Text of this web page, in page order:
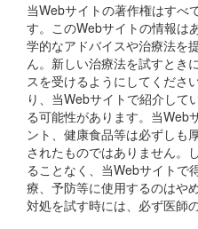
当Webサイトの著作権はすべ
す。このWebサイトの情報は
学的なアドバイスや治療法を
ん。新しい治療法を試すとき
スを受けるようにしてくださ
り、当Webサイトで紹介して
る可能性があります。当Web
ント、健康食品等は必ずしも
されたものではありません。
ることなく、当Webサイトで
療、予防等に使用するのはや
対処を試す時には、必ず医師